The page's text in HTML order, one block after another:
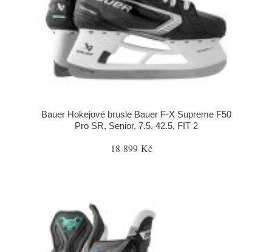
Bauer Hokejové brusle Bauer F-X Supreme F50
Pro SR, Senior, 7.5, 42.5, FIT 2
18 899 Kč